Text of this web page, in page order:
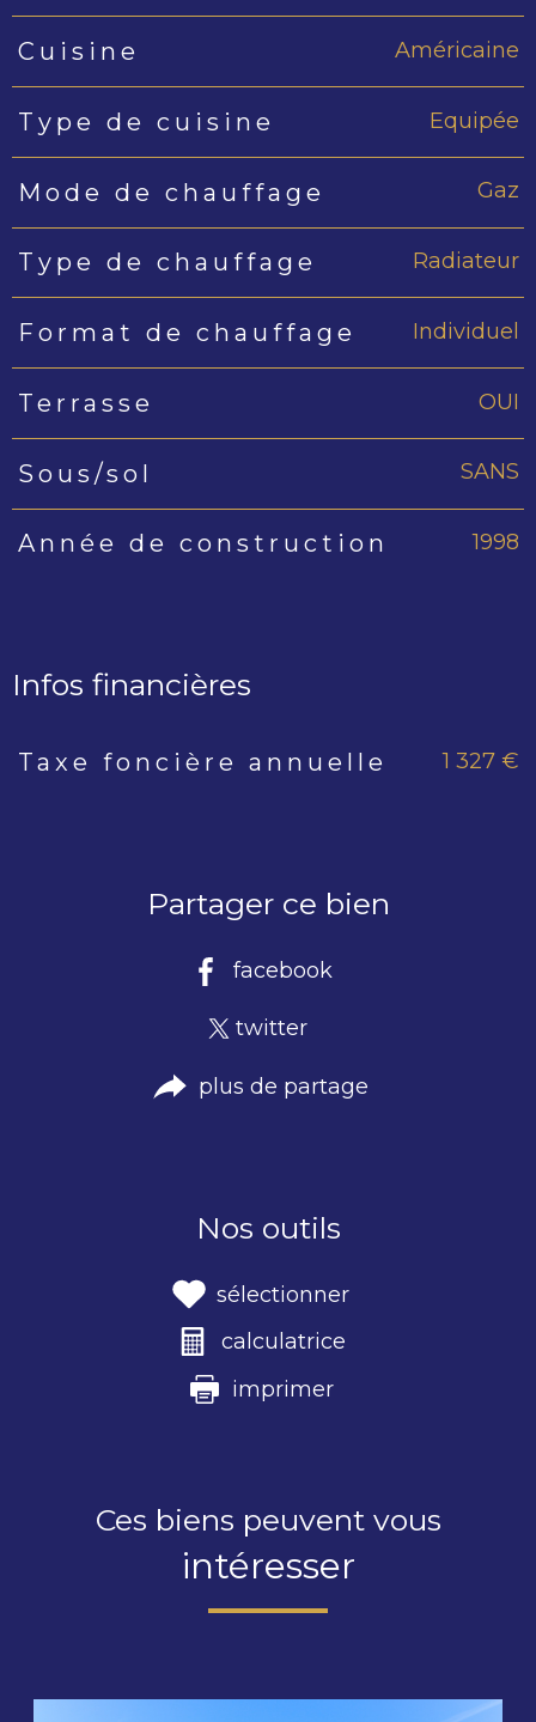
Cuisine Américaine
Type de cuisine Equipée
Mode de chauffage Gaz
Type de chauffage Radiateur
Format de chauffage Individuel
Terrasse OUI
Sous/sol SANS
Année de construction 1998
Infos financières
Caractéristiques Valeurs
Taxe foncière annuelle 1 327 €
Partager ce bien
facebook
twitter
plus de partage
Nos outils
sélectionner
calculatrice
imprimer
Ces biens peuvent vous
intéresser